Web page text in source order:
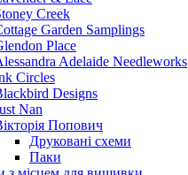
Creek
Garden Samplings
Place
Adelaide Needleworks
Circles
Designs
Nan
Попович
Друковані схеми
Паки